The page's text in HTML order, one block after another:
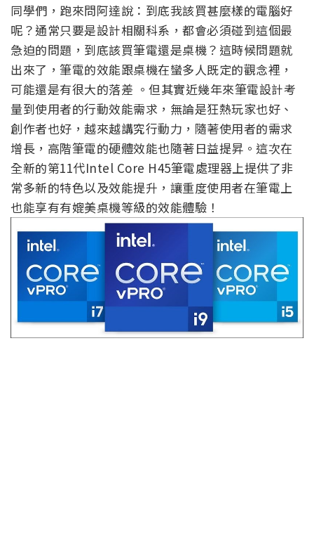
同學們，跑來問阿達說：到底我該買甚麼樣的電腦好
呢？通常只要是設計相關科系，都會必須碰到這個最
急迫的問題，到底該買筆電還是桌機？這時候問題就
出來了，筆電的效能跟桌機在蠻多人既定的觀念裡，
可能還是有很大的落差 。但其實近幾年來筆電設計考
量到使用者的行動效能需求，無論是狂熱玩家也好、
創作者也好，越來越講究行動力，隨著使用者的需求
增長，高階筆電的硬體效能也隨著日益提昇。這次在
全新的第11代Intel Core H45筆電處理器上提供了非
常多新的特色以及效能提升，讓重度使用者在筆電上
也能享有有媲美桌機等級的效能體驗！